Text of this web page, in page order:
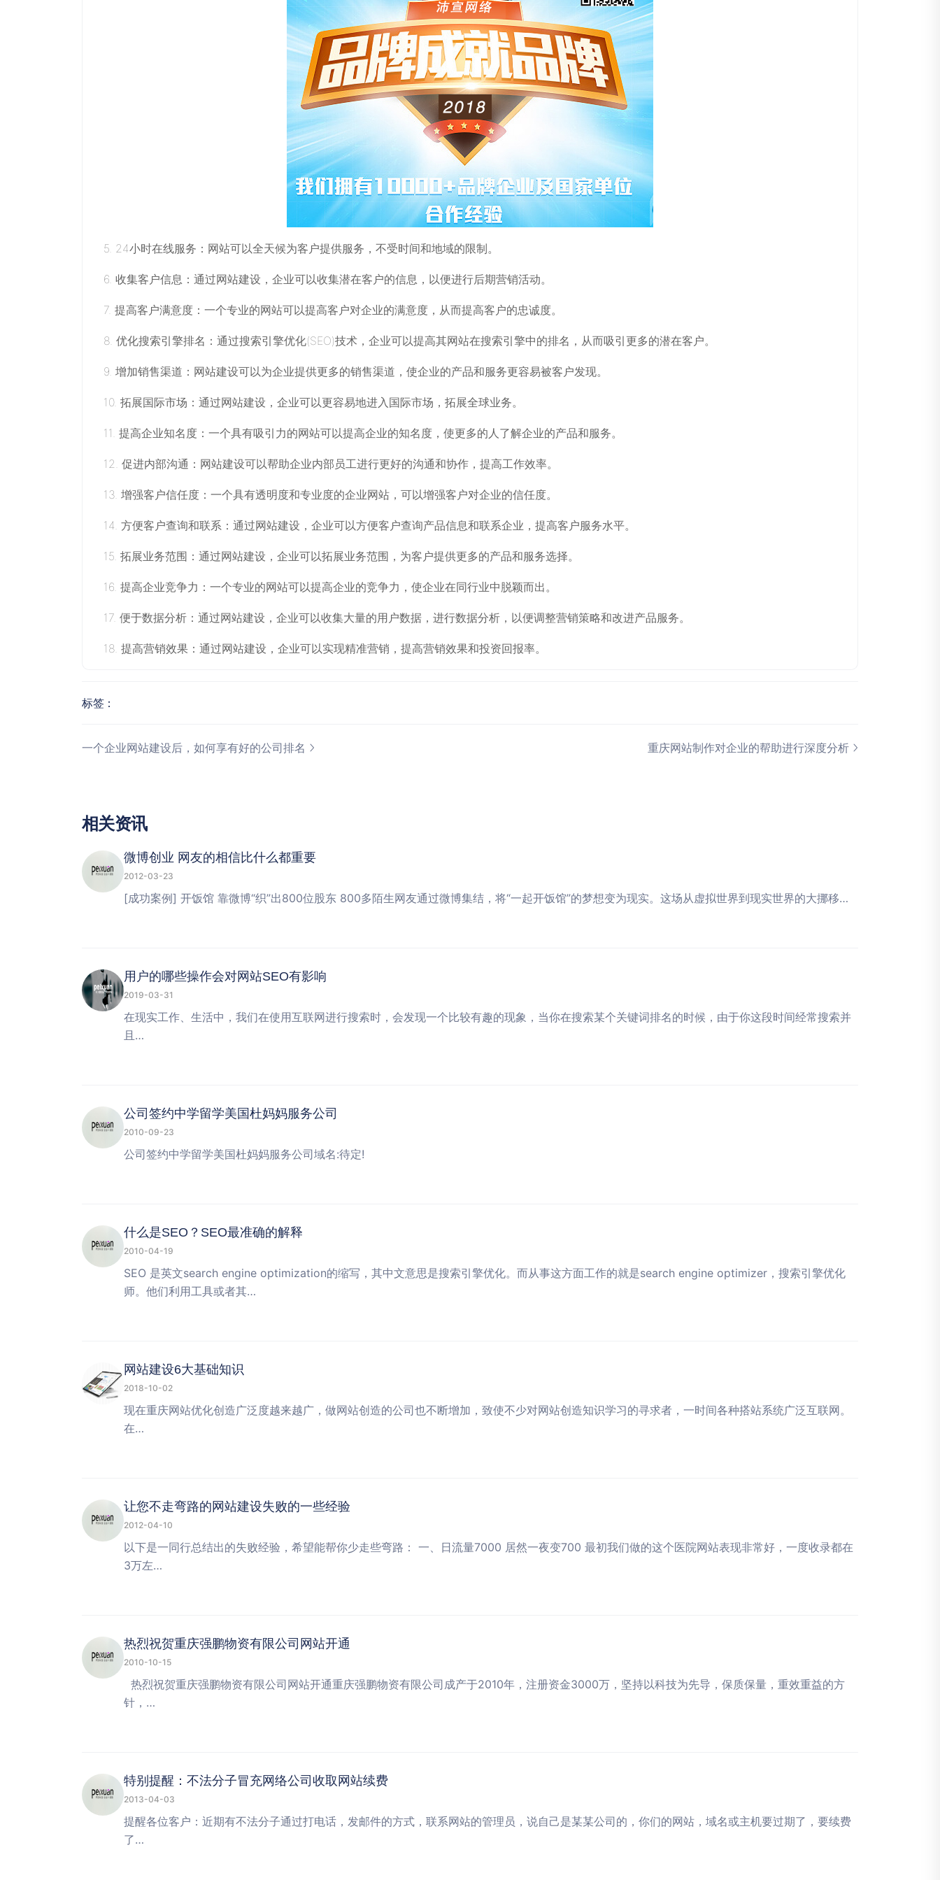
5. 24小时在线服务：网站可以全天候为客户提供服务，不受时间和地域的限制。
6. 收集客户信息：通过网站建设，企业可以收集潜在客户的信息，以便进行后期营销活动。
7. 提高客户满意度：一个专业的网站可以提高客户对企业的满意度，从而提高客户的忠诚度。
8. 优化搜索引擎排名：通过搜索引擎优化(SEO)技术，企业可以提高其网站在搜索引擎中的排名，从而吸引更多的潜在客户。
9. 增加销售渠道：网站建设可以为企业提供更多的销售渠道，使企业的产品和服务更容易被客户发现。
10. 拓展国际市场：通过网站建设，企业可以更容易地进入国际市场，拓展全球业务。
11. 提高企业知名度：一个具有吸引力的网站可以提高企业的知名度，使更多的人了解企业的产品和服务。
12. 促进内部沟通：网站建设可以帮助企业内部员工进行更好的沟通和协作，提高工作效率。
13. 增强客户信任度：一个具有透明度和专业度的企业网站，可以增强客户对企业的信任度。
14. 方便客户查询和联系：通过网站建设，企业可以方便客户查询产品信息和联系企业，提高客户服务水平。
15. 拓展业务范围：通过网站建设，企业可以拓展业务范围，为客户提供更多的产品和服务选择。
16. 提高企业竞争力：一个专业的网站可以提高企业的竞争力，使企业在同行业中脱颖而出。
17. 便于数据分析：通过网站建设，企业可以收集大量的用户数据，进行数据分析，以便调整营销策略和改进产品服务。
18. 提高营销效果：通过网站建设，企业可以实现精准营销，提高营销效果和投资回报率。
标签：
一个企业网站建设后，如何享有好的公司排名 重庆网站制作对企业的帮助进行深度分析
相关资讯
微博创业 网友的相信比什么都重要
2012-03-23
[成功案例] 开饭馆 靠微博“织”出800位股东 800多陌生网友通过微博集结，将“一起开饭馆”的梦想变为现实。这场从虚拟世界到现实世界的大挪移…
用户的哪些操作会对网站SEO有影响
2019-03-31
在现实工作、生活中，我们在使用互联网进行搜索时，会发现一个比较有趣的现象，当你在搜索某个关键词排名的时候，由于你这段时间经常搜索并
且…
公司签约中学留学美国杜妈妈服务公司
2010-09-23
公司签约中学留学美国杜妈妈服务公司域名:待定!
什么是SEO？SEO最准确的解释
2010-04-19
SEO 是英文search engine optimization的缩写，其中文意思是搜索引擎优化。而从事这方面工作的就是search engine optimizer，搜索引擎优化
师。他们利用工具或者其…
网站建设6大基础知识
2018-10-02
现在重庆网站优化创造广泛度越来越广，做网站创造的公司也不断增加，致使不少对网站创造知识学习的寻求者，一时间各种搭站系统广泛互联网。
在…
让您不走弯路的网站建设失败的一些经验
2012-04-10
以下是一同行总结出的失败经验，希望能帮你少走些弯路： 一、日流量7000 居然一夜变700 最初我们做的这个医院网站表现非常好，一度收录都在
3万左…
热烈祝贺重庆强鹏物资有限公司网站开通
2010-10-15
热烈祝贺重庆强鹏物资有限公司网站开通重庆强鹏物资有限公司成产于2010年，注册资金3000万，坚持以科技为先导，保质保量，重效重益的方
针，…
特别提醒：不法分子冒充网络公司收取网站续费
2013-04-03
提醒各位客户：近期有不法分子通过打电话，发邮件的方式，联系网站的管理员，说自己是某某公司的，你们的网站，域名或主机要过期了，要续费
了…